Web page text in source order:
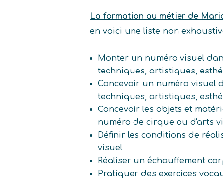
La formation au métier de
en voici une liste non
Monter un numéro visuel
techniques, artistiques,
Concevoir un numéro visuel
techniques, artistiques,
Concevoir les objets et
numéro de cirque ou d'arts
Définir les conditions de
visuel
Réaliser un échauffement
Pratiquer des exercices